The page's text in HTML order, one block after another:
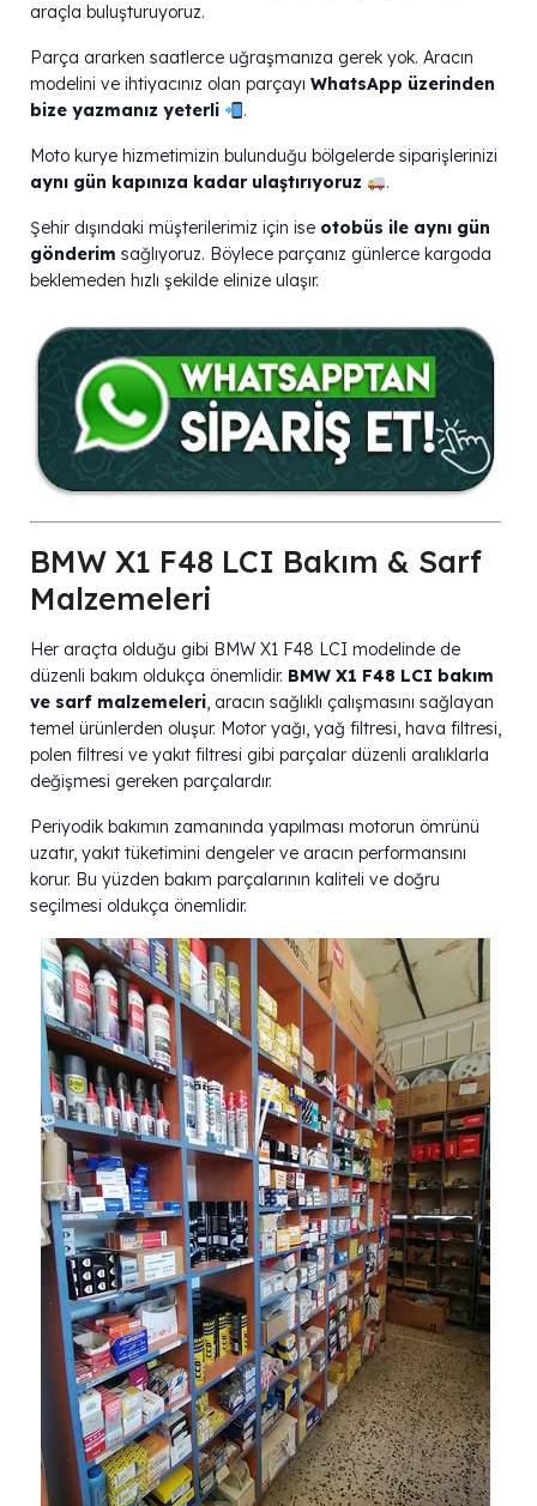
araçla buluşturuyoruz.
Parça ararken saatlerce uğraşmanıza gerek yok. Aracın
modelini ve ihtiyacınız olan parçayı WhatsApp üzerinden
bize yazmanız yeterli
.
Moto kurye hizmetimizin bulunduğu bölgelerde siparişlerinizi
aynı gün kapınıza kadar ulaştırıyoruz
.
Şehir dışındaki müşterilerimiz için ise otobüs ile aynı gün
gönderim sağlıyoruz. Böylece parçanız günlerce kargoda
beklemeden hızlı şekilde elinize ulaşır.
BMW X1 F48 LCI Bakım & Sarf
Malzemeleri
Her araçta olduğu gibi BMW X1 F48 LCI modelinde de
düzenli bakım oldukça önemlidir. BMW X1 F48 LCI bakım
ve sarf malzemeleri, aracın sağlıklı çalışmasını sağlayan
temel ürünlerden oluşur. Motor yağı, yağ filtresi, hava filtresi,
polen filtresi ve yakıt filtresi gibi parçalar düzenli aralıklarla
değişmesi gereken parçalardır.
Periyodik bakımın zamanında yapılması motorun ömrünü
uzatır, yakıt tüketimini dengeler ve aracın performansını
korur. Bu yüzden bakım parçalarının kaliteli ve doğru
seçilmesi oldukça önemlidir.